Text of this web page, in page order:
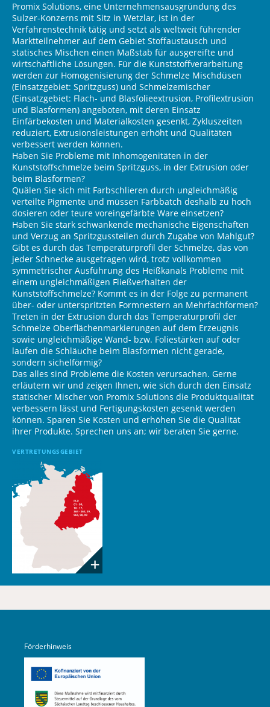
Mischdüse Mix Body
LSR Mix Block
Mix Gate
Protector (Filter)
Lochplatten
Schmelzemischer Polyguard
Schmelzemischergehäuse
Ringdüse Q1
Promix Solutions, eine Unternehmensausgründung des
Sulzer-Konzerns mit Sitz in Wetzlar, ist in der
Verfahrenstechnik tätig und setzt als weltweit führender
Marktteilnehmer auf dem Gebiet Stoffaustausch und
statisches Mischen einen Maßstab für ausgereifte und
wirtschaftliche Lösungen. Für die Kunststoffverarbeitung
werden zur Homogenisierung der Schmelze Mischdüsen
(Einsatzgebiet: Spritzguss) und Schmelzemischer
(Einsatzgebiet: Flach- und Blasfolieextrusion, Profilextrusion
und Blasformen) angeboten, mit deren Einsatz
Einfärbekosten und Materialkosten gesenkt, Zykluszeiten
reduziert, Extrusionsleistungen erhöht und Qualitäten
verbessert werden können.
Haben Sie Probleme mit Inhomogenitäten in der
Kunststoffschmelze beim Spritzguss, in der Extrusion oder
beim Blasformen?
Quälen Sie sich mit Farbschlieren durch ungleichmäßig
verteilte Pigmente und müssen Farbbatch deshalb zu hoch
dosieren oder teure voreingefärbte Ware einsetzen?
Haben Sie stark schwankende mechanische Eigenschaften
und Verzug an Spritzgussteilen durch Zugabe von Mahlgut?
Gibt es durch das Temperaturprofil der Schmelze, das von
jeder Schnecke ausgetragen wird, trotz vollkommen
symmetrischer Ausführung des Heißkanals Probleme mit
einem ungleichmäßigen Fließverhalten der
Kunststoffschmelze? Kommt es in der Folge zu permanent
über- oder unterspritzten Formnestern an Mehrfachformen?
Treten in der Extrusion durch das Temperaturprofil der
Schmelze Oberflächenmarkierungen auf dem Erzeugnis
sowie ungleichmäßige Wand- bzw. Foliestärken auf oder
laufen die Schläuche beim Blasformen nicht gerade,
sondern sichelförmig?
Das alles sind Probleme die Kosten verursachen. Gerne
erläutern wir und zeigen Ihnen, wie sich durch den Einsatz
statischer Mischer von Promix Solutions die Produktqualität
verbessern lässt und Fertigungskosten gesenkt werden
können. Sparen Sie Kosten und erhöhen Sie die Qualität
ihrer Produkte. Sprechen uns an; wir beraten Sie gerne.
VERTRETUNGSGEBIET
Förderhinweis